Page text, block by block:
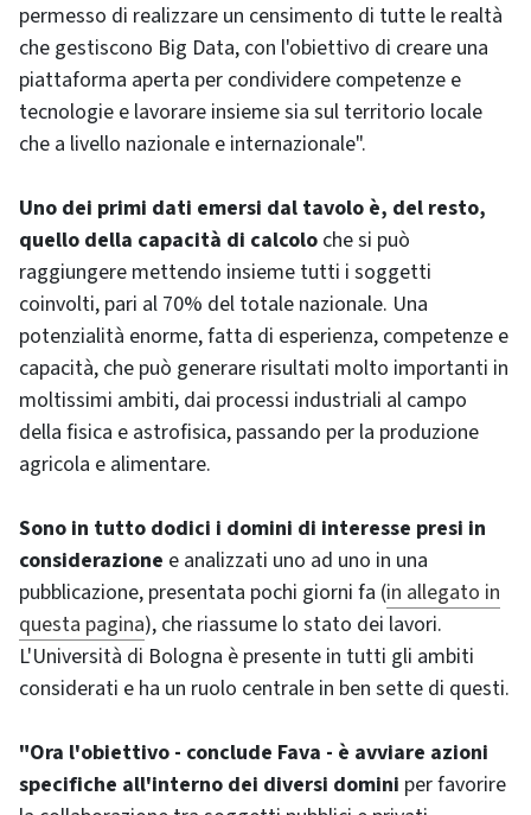
permesso di realizzare un censimento di tutte le realtà
che gestiscono Big Data, con l'obiettivo di creare una
piattaforma aperta per condividere competenze e
tecnologie e lavorare insieme sia sul territorio locale
che a livello nazionale e internazionale".
Uno dei primi dati emersi dal tavolo è, del resto,
quello della capacità di calcolo che si può
raggiungere mettendo insieme tutti i soggetti
coinvolti, pari al 70% del totale nazionale. Una
potenzialità enorme, fatta di esperienza, competenze e
capacità, che può generare risultati molto importanti in
moltissimi ambiti, dai processi industriali al campo
della fisica e astrofisica, passando per la produzione
agricola e alimentare.
Sono in tutto dodici i domini di interesse presi in
considerazione e analizzati uno ad uno in una
pubblicazione, presentata pochi giorni fa (in allegato in
questa pagina), che riassume lo stato dei lavori.
L'Università di Bologna è presente in tutti gli ambiti
considerati e ha un ruolo centrale in ben sette di questi.
"Ora l'obiettivo - conclude Fava - è avviare azioni
specifiche all'interno dei diversi domini per favorire